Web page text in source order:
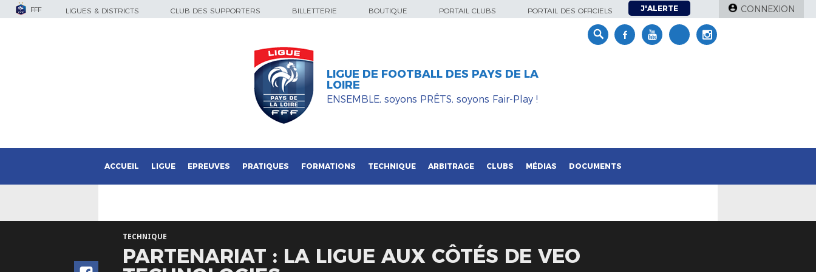
FFF LIGUES & DISTRICTS CLUB DES SUPPORTERS BILLETTERIE BOUTIQUE PORTAIL CLUBS PORTAIL DES OFFICIELS J'ALERTE CONNEXION
LIGUE DE FOOTBALL DES PAYS DE LA
LOIRE
ENSEMBLE, soyons PRÊTS, soyons Fair-Play !
ACCUEIL LIGUE EPREUVES PRATIQUES FORMATIONS TECHNIQUE ARBITRAGE CLUBS MÉDIAS DOCUMENTS
TECHNIQUE
PARTENARIAT : LA LIGUE AUX CÔTÉS DE VEO